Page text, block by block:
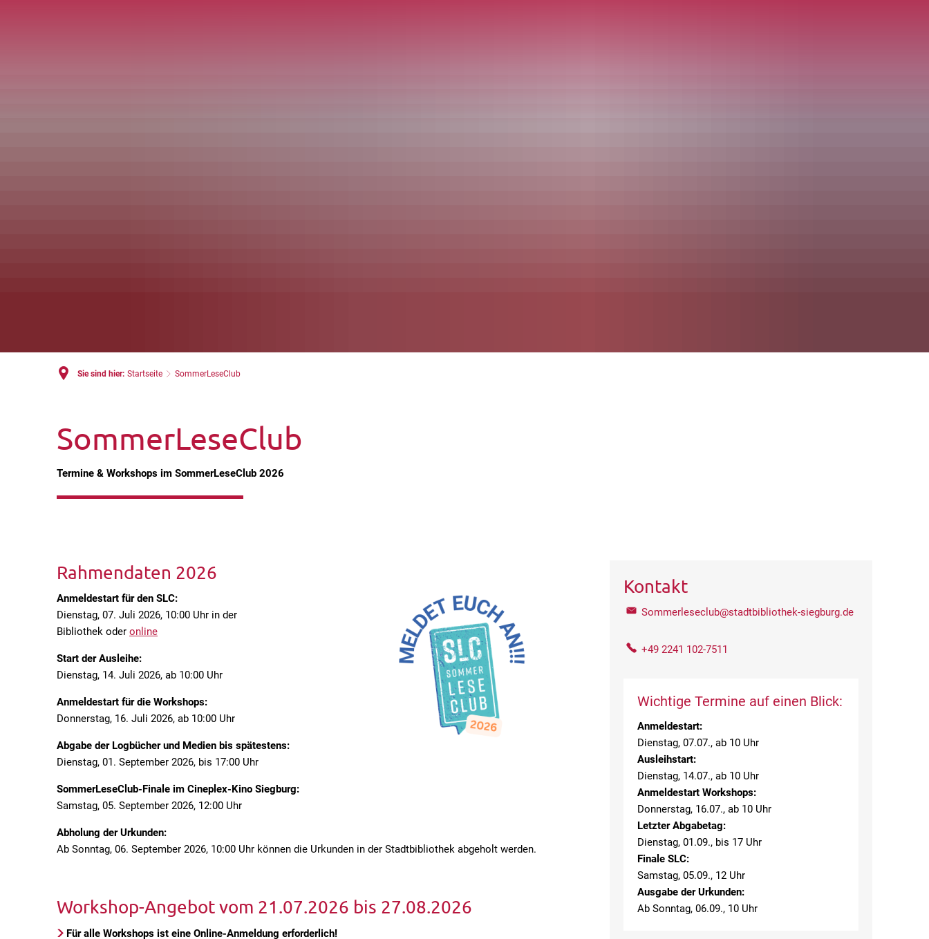
Sie sind hier: Startseite SommerLeseClub
SommerLeseClub
Termine & Workshops im SommerLeseClub 2026
Rahmendaten 2026
Anmeldestart für den SLC:
Dienstag, 07. Juli 2026, 10:00 Uhr in der
Bibliothek oder online
Start der Ausleihe:
Dienstag, 14. Juli 2026, ab 10:00 Uhr
Anmeldestart für die Workshops:
Donnerstag, 16. Juli 2026, ab 10:00 Uhr
Abgabe der Logbücher und Medien bis spätestens:
Dienstag, 01. September 2026, bis 17:00 Uhr
SommerLeseClub-Finale im Cineplex-Kino Siegburg:
Samstag, 05. September 2026, 12:00 Uhr
Abholung der Urkunden:
Ab Sonntag, 06. September 2026, 10:00 Uhr können die Urkunden in der Stadtbibliothek abgeholt werden.
Workshop-Angebot vom 21.07.2026 bis 27.08.2026
Für alle Workshops ist eine Online-Anmeldung erforderlich!
Kontakt
Sommerleseclub@stadtbibliothek-siegburg.de
+49 2241 102-7511
Wichtige Termine auf einen Blick:
Anmeldestart:
Dienstag, 07.07., ab 10 Uhr
Ausleihstart:
Dienstag, 14.07., ab 10 Uhr
Anmeldestart Workshops:
Donnerstag, 16.07., ab 10 Uhr
Letzter Abgabetag:
Dienstag, 01.09., bis 17 Uhr
Finale SLC:
Samstag, 05.09., 12 Uhr
Ausgabe der Urkunden:
Ab Sonntag, 06.09., 10 Uhr